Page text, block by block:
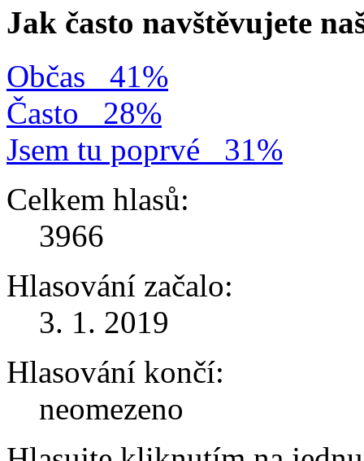
Jak často navštěvujete
Občas
41%
Často
28%
Jsem tu poprvé
31%
Celkem hlasů:
3966
Hlasování začalo:
3. 1. 2019
Hlasování končí:
neomezeno